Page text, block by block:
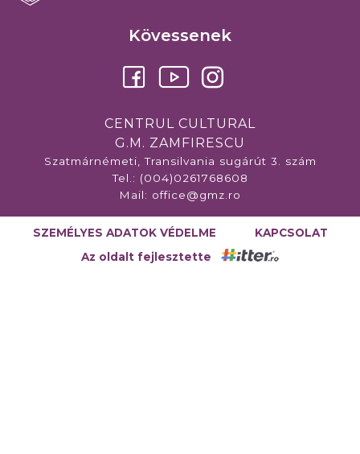
CENTRUL CULTURAL
G.M. ZAMFIRESCU
Szatmárnémeti, Transilvania sugárút 3. szám
Tel.: (004)0261768608
Mail: office@gmz.ro
Kövessenek
SZEMÉLYES ADATOK VÉDELME
KAPCSOLAT
Az oldalt fejlesztette